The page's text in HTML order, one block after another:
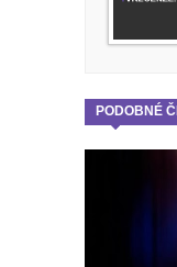
PODOBNÉ